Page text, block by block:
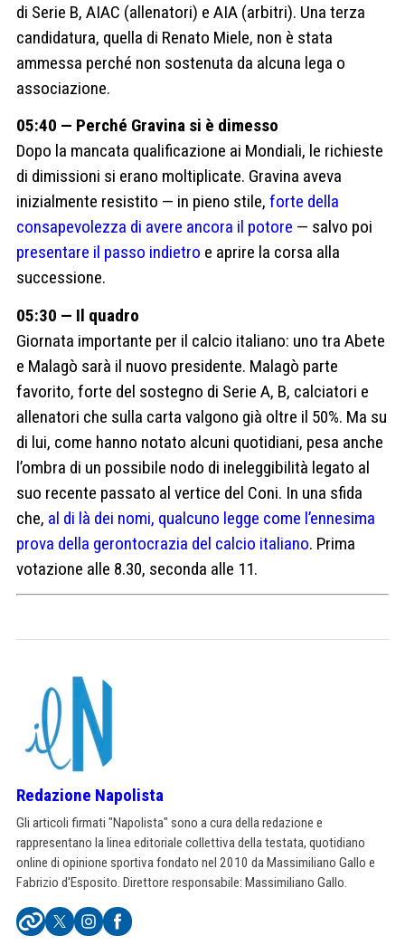
di Serie B, AIAC (allenatori) e AIA (arbitri). Una terza
candidatura, quella di Renato Miele, non è stata
ammessa perché non sostenuta da alcuna lega o
associazione.
05:40 — Perché Gravina si è dimesso
Dopo la mancata qualificazione ai Mondiali, le richieste
di dimissioni si erano moltiplicate. Gravina aveva
inizialmente resistito — in pieno stile, forte della
consapevolezza di avere ancora il potore — salvo poi
presentare il passo indietro e aprire la corsa alla
successione.
05:30 — Il quadro
Giornata importante per il calcio italiano: uno tra Abete
e Malagò sarà il nuovo presidente. Malagò parte
favorito, forte del sostegno di Serie A, B, calciatori e
allenatori che sulla carta valgono già oltre il 50%. Ma su
di lui, come hanno notato alcuni quotidiani, pesa anche
l’ombra di un possibile nodo di ineleggibilità legato al
suo recente passato al vertice del Coni. In una sfida
che, al di là dei nomi, qualcuno legge come l’ennesima
prova della gerontocrazia del calcio italiano. Prima
votazione alle 8.30, seconda alle 11.
Redazione Napolista
Gli articoli firmati "Napolista" sono a cura della redazione e
rappresentano la linea editoriale collettiva della testata, quotidiano
online di opinione sportiva fondato nel 2010 da Massimiliano Gallo e
Fabrizio d'Esposito. Direttore responsabile: Massimiliano Gallo.